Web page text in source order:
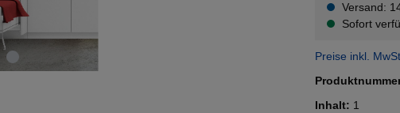
Versand:
Sofort
Preise inkl.
Inhalt: 1